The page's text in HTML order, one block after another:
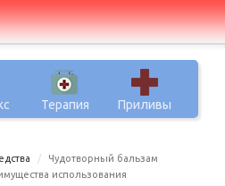
Терапия Приливы
Чудотворный бальзам
использования